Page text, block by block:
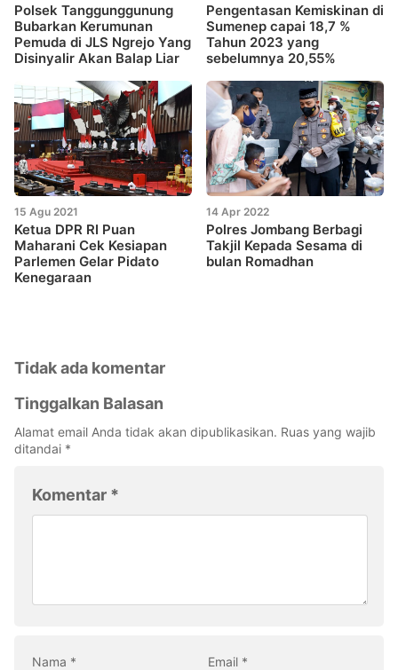
Polsek Tanggunggunung
Bubarkan Kerumunan
Pemuda di JLS Ngrejo Yang
Disinyalir Akan Balap Liar
Pengentasan Kemiskinan di
Sumenep capai 18,7 %
Tahun 2023 yang
sebelumnya 20,55%
15 Agu 2021
Ketua DPR RI Puan
Maharani Cek Kesiapan
Parlemen Gelar Pidato
Kenegaraan
14 Apr 2022
Polres Jombang Berbagi
Takjil Kepada Sesama di
bulan Romadhan
Tidak ada komentar
Tinggalkan Balasan
Alamat email Anda tidak akan dipublikasikan. Ruas yang wajib
ditandai *
Komentar *
Nama * Email *